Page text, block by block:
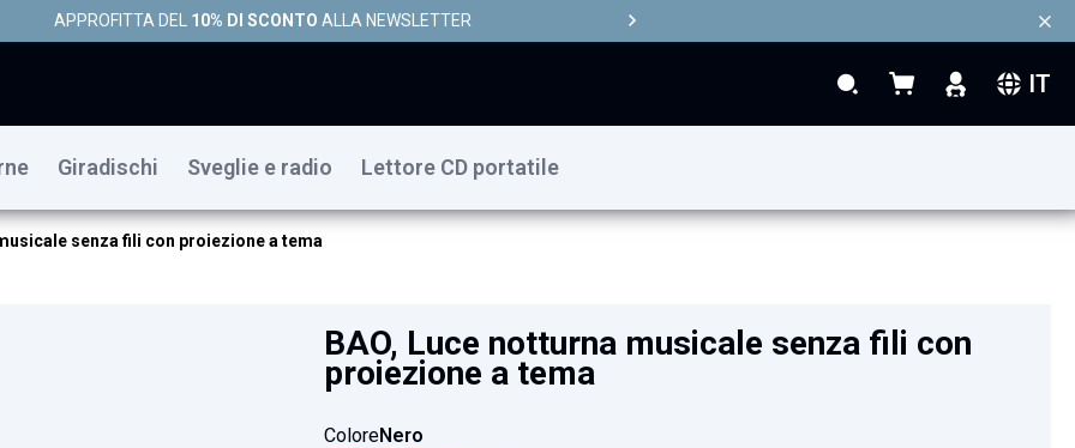
APPROFITTA DEL 10% DI SCONTO ALLA NEWSLETTER
Search Carrello IT
Giradischi Sveglie e radio Lettore CD portatile
24,90 € Aggiungi al Carrello
senza fili con proiezione a tema
BAO, Luce notturna musicale senza fili con
proiezione a tema
ColoreNero